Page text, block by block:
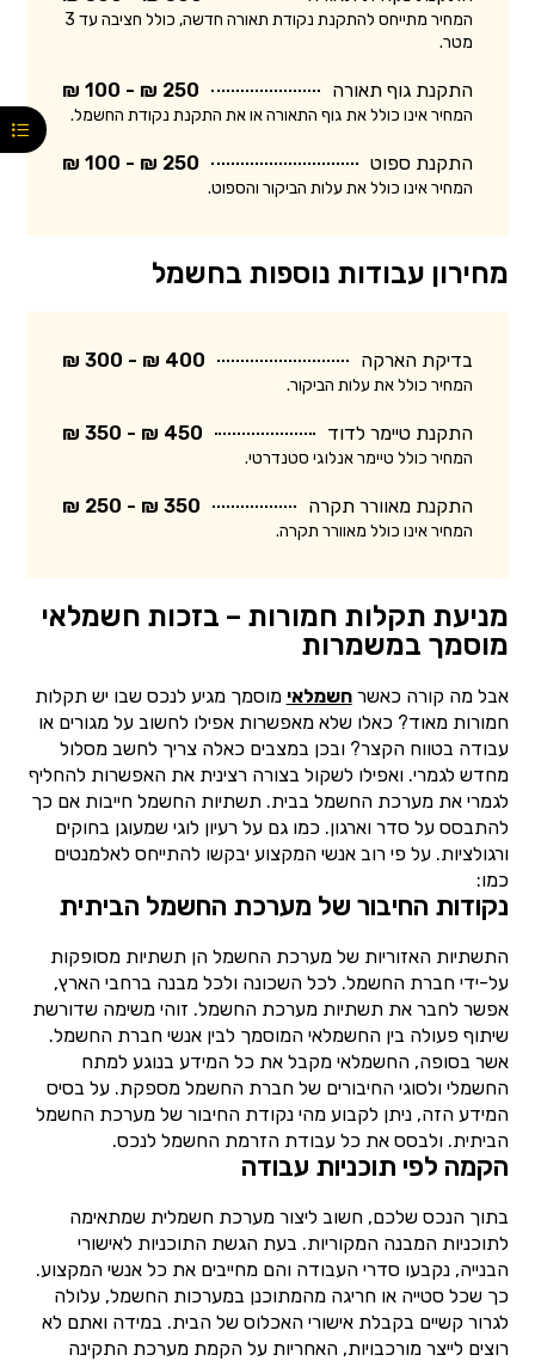
המחיר מתייחס להתקנת נקודת תאורה חדשה, כולל חציבה עד 3
מטר.
התקנת גוף תאורה 250 ₪ - 100 ₪
המחיר אינו כולל את גוף התאורה או את התקנת נקודת החשמל.
התקנת ספוט 250 ₪ - 100 ₪
המחיר אינו כולל את עלות הביקור והספוט.
מחירון עבודות נוספות בחשמל
בדיקת הארקה 400 ₪ - 300 ₪
המחיר כולל את עלות הביקור.
התקנת טיימר לדוד 450 ₪ - 350 ₪
המחיר כולל טיימר אנלוגי סטנדרטי.
התקנת מאוורר תקרה 350 ₪ - 250 ₪
המחיר אינו כולל מאוורר תקרה.
מניעת תקלות חמורות – בזכות חשמלאי
מוסמך במשמרות
אבל מה קורה כאשרחשמלאי מוסמך מגיע לנכס שבו יש תקלות
חמורות מאוד? כאלו שלא מאפשרות אפילו לחשוב על מגורים או
עבודה בטווח הקצר? ובכן במצבים כאלה צריך לחשב מסלול
מחדש לגמרי. ואפילו לשקול בצורה רצינית את האפשרות להחליף
לגמרי את מערכת החשמל בבית. תשתיות החשמל חייבות אם כך
להתבסס על סדר וארגון. כמו גם על רעיון לוגי שמעוגן בחוקים
ורגולציות. על פי רוב אנשי המקצוע יבקשו להתייחס לאלמנטים
כמו:
נקודות החיבור של מערכת החשמל הביתית
התשתיות האזוריות של מערכת החשמל הן תשתיות מסופקות
על-ידי חברת החשמל. לכל השכונה ולכל מבנה ברחבי הארץ,
אפשר לחבר את תשתיות מערכת החשמל. זוהי משימה שדורשת
שיתוף פעולה בין החשמלאי המוסמך לבין אנשי חברת החשמל.
אשר בסופה, החשמלאי מקבל את כל המידע בנוגע למתח
החשמלי ולסוגי החיבורים של חברת החשמל מספקת. על בסיס
המידע הזה, ניתן לקבוע מהי נקודת החיבור של מערכת החשמל
הביתית. ולבסס את כל עבודת הזרמת החשמל לנכס.
הקמה לפי תוכניות עבודה
בתוך הנכס שלכם, חשוב ליצור מערכת חשמלית שמתאימה
לתוכניות המבנה המקוריות. בעת הגשת התוכניות לאישורי
הבנייה, נקבעו סדרי העבודה והם מחייבים את כל אנשי המקצוע.
כך שכל סטייה או חריגה מהמתוכנן במערכות החשמל, עלולה
לגרור קשיים בקבלת אישורי האכלוס של הבית. במידה ואתם לא
רוצים לייצר מורכבויות, האחריות על הקמת מערכת התקינה